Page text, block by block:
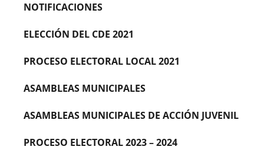
NOTIFICACIONES
ELECCIÓN DEL CDE 2021
PROCESO ELECTORAL LOCAL 2021
ASAMBLEAS MUNICIPALES
ASAMBLEAS MUNICIPALES DE ACCIÓN JUVENIL
PROCESO ELECTORAL 2023 – 2024